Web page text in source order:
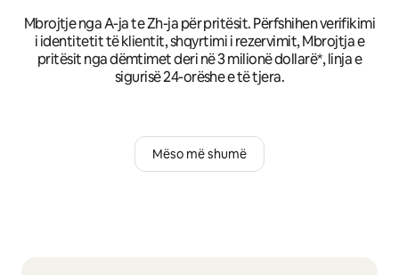
Mbrojtje nga A-ja te Zh-ja për pritësit. Përfshihen verifikimi
i identitetit të klientit, shqyrtimi i rezervimit, Mbrojtja e
pritësit nga dëmtimet deri në 3 milionë dollarë*, linja e
sigurisë 24-orëshe e të tjera.
Mëso më shumë